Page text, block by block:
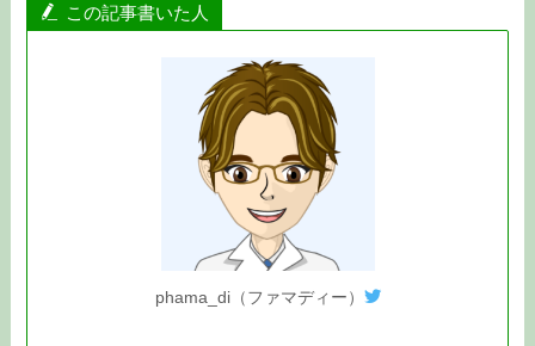
この記事書いた人
phama_di（ファマディー）